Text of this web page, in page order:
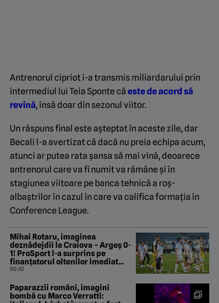
Antrenorul cipriot i-a transmis miliardarului prin
intermediul lui Teia Sponte căeste de acord să
revină, însă doar din sezonul viitor.
Un răspuns final este așteptat în aceste zile, dar
Becali l-a avertizat că dacă nu preia echipa acum,
atunci ar putea rata șansa să mai vină, deoarece
antrenorul care va fi numit va rămâne și în
stagiunea viitoare pe banca tehnică a roș-
albaștrilor în cazul în care va califica formația în
Conference League.
Mihai Rotaru, imaginea
deznădejdii la Craiova – Argeș 0-
1! ProSport l-a surprins pe
finanțatorul oltenilor imediat
după fluierul de final
00:42
Paparazzii români, imagini
bombă cu Marco Verratti: